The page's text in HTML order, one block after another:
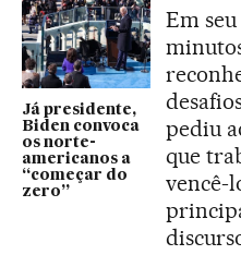
Já presidente,
Biden convoca
os norte-
americanos a
“começar do
zero”
Em
pediu
que
vencê-